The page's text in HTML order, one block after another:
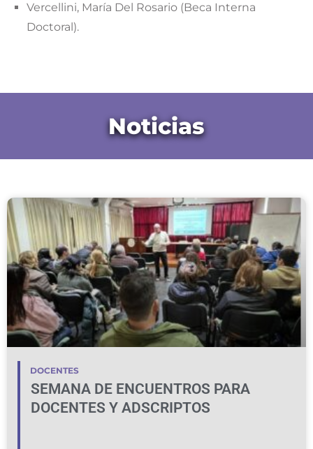
Vercellini, María Del Rosario (Beca Interna
Doctoral).
Noticias
DOCENTES
SEMANA DE ENCUENTROS PARA
DOCENTES Y ADSCRIPTOS